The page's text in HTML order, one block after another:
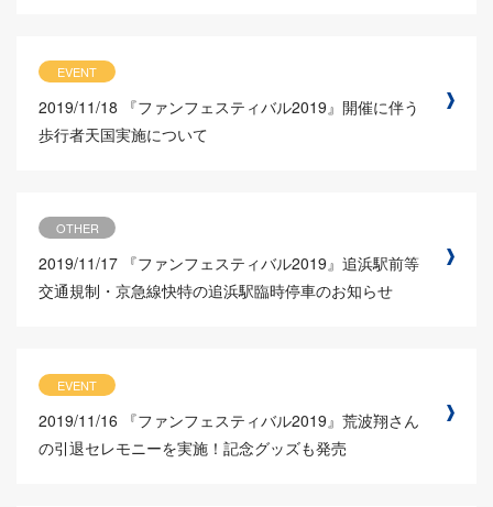
EVENT
2019/11/18
『ファンフェスティバル2019』開催に伴う
歩行者天国実施について
OTHER
2019/11/17 『ファンフェスティバル2019』追浜駅前等
交通規制・京急線快特の追浜駅臨時停車のお知らせ
EVENT
2019/11/16
『ファンフェスティバル2019』荒波翔さん
の引退セレモニーを実施！記念グッズも発売